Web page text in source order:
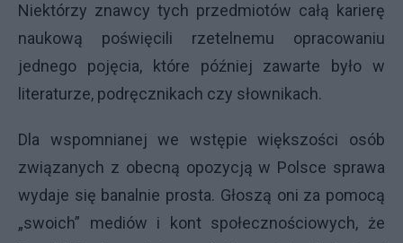
Niektórzy znawcy tych przedmiotów całą karierę
naukową poświęcili rzetelnemu opracowaniu
jednego pojęcia, które później zawarte było w
literaturze, podręcznikach czy słownikach.
Dla wspomnianej we wstępie większości osób
związanych z obecną opozycją w Polsce sprawa
wydaje się banalnie prosta. Głoszą oni za pomocą
„swoich” mediów i kont społecznościowych, że